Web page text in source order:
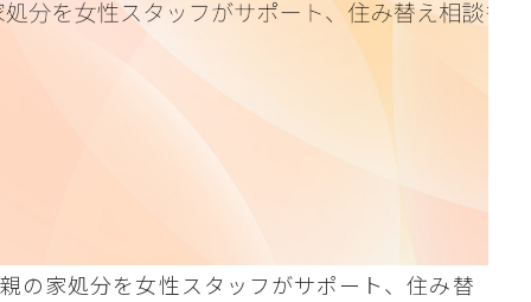
親の家処分を女性スタッフがサポート、住み替